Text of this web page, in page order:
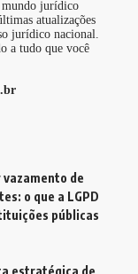
mundo jurídico
atualizações
jurídico nacional.
a tudo que você
vazamento de
o que a LGPD
públicas
estratégica de